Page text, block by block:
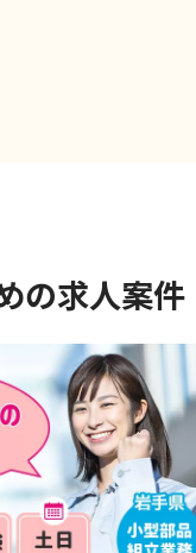
の求人案件